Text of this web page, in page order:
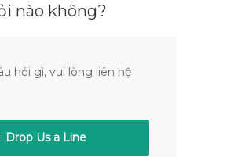
nào không?
hỏi gì, vui lòng liên hệ
Drop Us a Line